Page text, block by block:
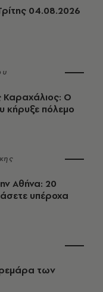
04.08.2026
Καραχάλιος: Ο
κήρυξε πόλεμο
Αθήνα: 20
υπέροχα
των